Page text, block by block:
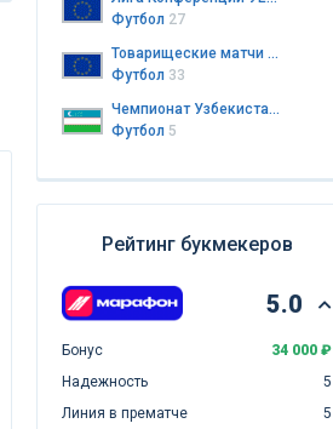
Футбол 27
Товарищеские матчи клубов
Футбол 33
Чемпионат Узбекистана. ПФЛ
Футбол 5
Рейтинг букмекеров
5.0
Бонус
34 000 ₽
Надежность
5
Линия в прематче
5